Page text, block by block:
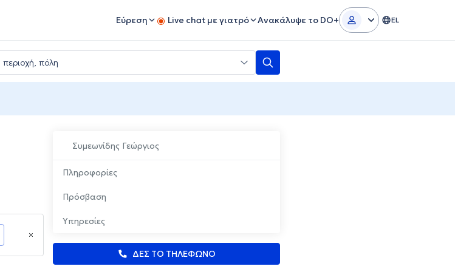
Εύρεση Live chat με γιατρό Ανακάλυψε το DO+ EL
Συμεωνίδης Γεώργιος
Πληροφορίες
Πρόσβαση
Υπηρεσίες
ΔΕΣ ΤΟ ΤΗΛΕΦΩΝΟ